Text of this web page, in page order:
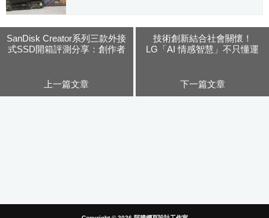
SanDisk Creator系列三款外接
式SSD開箱評測分享：創作者
上一篇文章
技術創新結合社會關懷！
LG「AI 情感智慧」不只懂運
下一篇文章